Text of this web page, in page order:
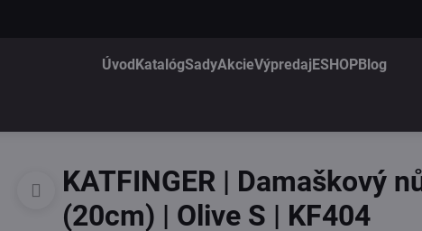
ÚvodKatalógSadyAkcieVýpredajESHOPBlog
KATFINGER | Damaškový
(20cm) | Olive S | KF404